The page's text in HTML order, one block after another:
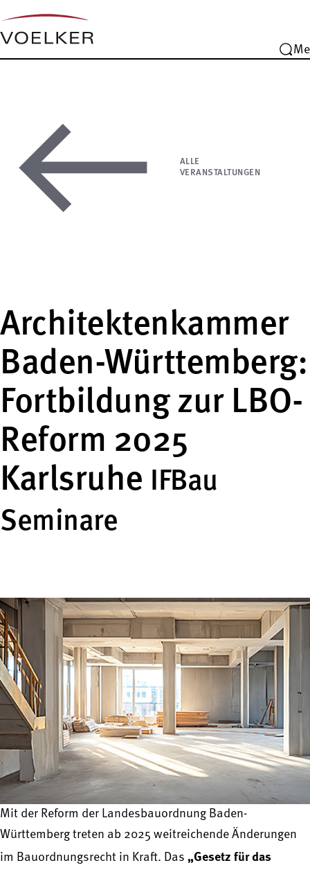
ALLE
VERANSTALTUNGEN
Architektenkammer
Baden-Württemberg:
Fortbildung zur LBO-
Reform 2025
Karlsruhe IFBau
Seminare
Mit der Reform der Landesbauordnung Baden-
Württemberg treten ab 2025 weitreichende Änderungen
im Bauordnungsrecht in Kraft. Das „Gesetz für das